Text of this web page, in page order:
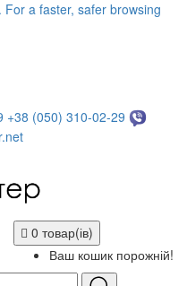
+38 (050) 310-02-29
0 товар(ів)
Ваш кошик порожній!